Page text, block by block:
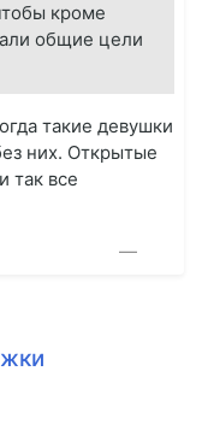
кроме
общие цели
такие девушки
них. Открытые
так все
—